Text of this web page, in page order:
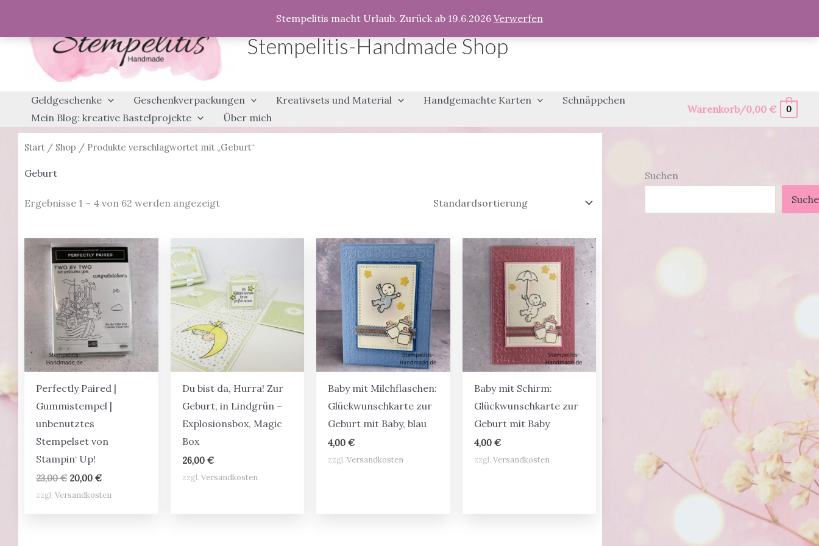
Stempelitis macht Urlaub. Zurück ab 19.6.2026 Verwerfen
springen
Stempelitis-Handmade Shop
Geldgeschenke Geschenkverpackungen Kreativsets und Material Handgemachte Karten
Schnäppchen
Mein Blog: kreative Bastelprojekte
Über mich
Warenkorb/0,00€ 0
Start / Shop / Produkte verschlagwortet mit „Geburt“
Geburt
Ergebnisse 1 – 4 von 62 werden angezeigt
Perfectly Paired |
Gummistempel |
unbenutztes
Stempelset von
Stampin‘ Up!
23,00€ Ursprünglicher
war:
20,00€Aktueller
ist:
zzgl.Versandkosten
Du bist da, Hurra! Zur
Geburt, in Lindgrün –
Explosionsbox, Magic
Box
26,00 €
zzgl. Versandkosten
Baby mit Milchflaschen:
Glückwunschkarte zur
Geburt mit Baby, blau
4,00€
zzgl.Versandkosten
Baby mit Schirm:
Glückwunschkarte zur
Geburt mit Baby
4,00 €
zzgl. Versandkosten
Suchen